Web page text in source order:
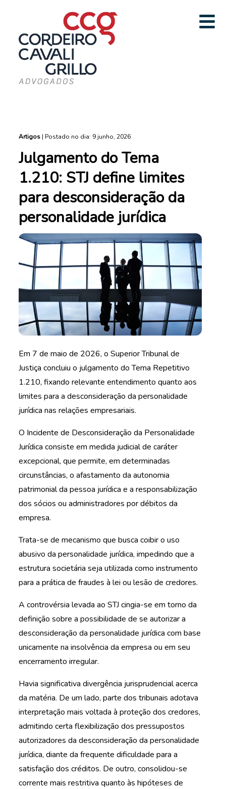
Artigos | Postado no dia: 9 junho, 2026
Julgamento do Tema
1.210: STJ define limites
para desconsideração da
personalidade jurídica
Em 7 de maio de 2026, o Superior Tribunal de
Justiça concluiu o julgamento do Tema Repetitivo
1.210, fixando relevante entendimento quanto aos
limites para a desconsideração da personalidade
jurídica nas relações empresariais.
O Incidente de Desconsideração da Personalidade
Jurídica consiste em medida judicial de caráter
excepcional, que permite, em determinadas
circunstâncias, o afastamento da autonomia
patrimonial da pessoa jurídica e a responsabilização
dos sócios ou administradores por débitos da
empresa.
Trata-se de mecanismo que busca coibir o uso
abusivo da personalidade jurídica, impedindo que a
estrutura societária seja utilizada como instrumento
para a prática de fraudes à lei ou lesão de credores.
A controvérsia levada ao STJ cingia-se em torno da
definição sobre a possibilidade de se autorizar a
desconsideração da personalidade jurídica com base
unicamente na insolvência da empresa ou em seu
encerramento irregular.
Havia significativa divergência jurisprudencial acerca
da matéria. De um lado, parte dos tribunais adotava
interpretação mais voltada à proteção dos credores,
admitindo certa flexibilização dos pressupostos
autorizadores da desconsideração da personalidade
jurídica, diante da frequente dificuldade para a
satisfação dos créditos. De outro, consolidou-se
corrente mais restritiva quanto às hipóteses de